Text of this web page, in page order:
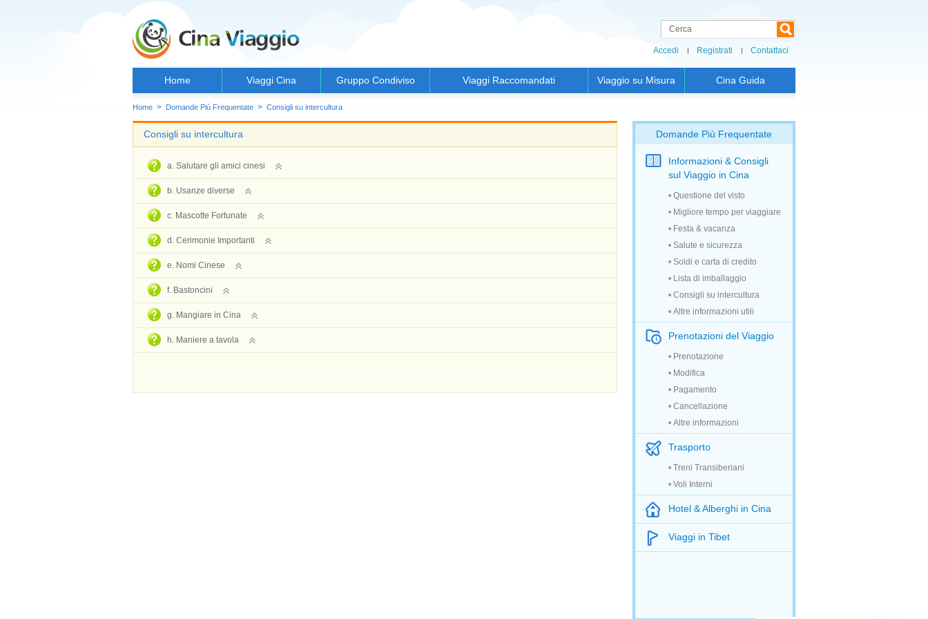
Accedi Registrati Contattaci
Home Viaggi Cina Gruppo Condiviso Viaggi Raccomandati Viaggio su Misura Cina Guida
Home > Domande Più Frequentate > Consigli su intercultura
Domande Più Frequentate
Informazioni & Consigli
sul Viaggio in Cina
Questione del visto
Migliore tempo per viaggiare
Festa & vacanza
Salute e sicurezza
Soldi e carta di credito
Lista di imballaggio
Consigli su intercultura
Altre informazioni utili
Prenotazioni del Viaggio
Prenotazione
Modifica
Pagamento
Cancellazione
Altre informazioni
Trasporto
Treni Transiberiani
Voli Interni
Hotel & Alberghi in Cina
Viaggi in Tibet
Consigli su intercultura
a. Salutare gli amici cinesi
b. Usanze diverse
c. Mascotte Fortunate
d. Cerimonie Importanti
e. Nomi Cinese
f. Bastoncini
g. Mangiare in Cina
h. Maniere a tavola